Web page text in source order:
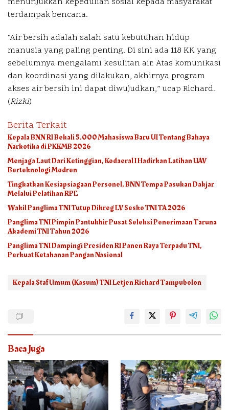
terdampak bencana.
“Air bersih adalah salah satu kebutuhan hidup
manusia yang paling penting. Di sini ada 118 KK yang
sebelumnya mengalami kesulitan air. Atas komunikasi
dan koordinasi yang dilakukan, akhirnya program
akses air bersih ini dapat diwujudkan,” ucap Richard.
(Rizki)
Berita Terkait
Kepala BNN RI Bekali 5.000 Mahasiswa Baru UI Tentang Bahaya
Narkotika di PKKMB 2026
Menjaga Laut Dari Ketinggian, Kodaeral I Hadirkan Latihan UAV
Berteknologi Modren
Tingkatkan Kesiapsiagaan Personel, BNN Tempa Pasukan Dakjar
Melalui Pelatihan RPE
Wakil Panglima TNI Tutup Dikreg LV Sesko TNI TA 2026
Panglima TNI Pimpin Pantukhir Pusat Seleksi Penerimaan Taruna
Akademi TNI Tahun 2026
Panglima TNI Dampingi Presiden RI Panen Raya Terpadu TNI,
Perkuat Ketahanan Pangan Nasional
Kepala Staf Umum (Kasum) TNI Letjen Richard Tampubolon
Baca Juga